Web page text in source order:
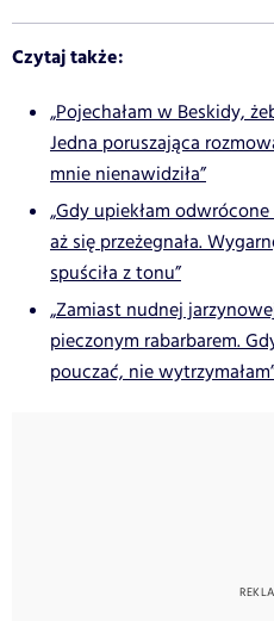
Czytaj także:
„Pojechałam w Beskidy,
Jedna poruszająca
mnie nienawidziła”
„Gdy upiekłam
aż się przeżegnała.
spuściła z tonu”
„Zamiast nudnej
pieczonym rabarbarem.
pouczać, nie